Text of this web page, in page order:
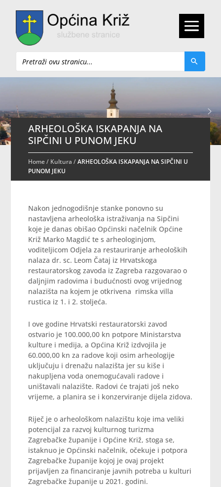
Pretraži
ARHEOLOŠKA ISKAPANJA NA
SIPČINI U PUNOM JEKU
Home/ Kultura /ARHEOLOŠKA ISKAPANJA NA SIPČINI U
PUNOM JEKU
Nakon jednogodišnje stanke ponovno su
nastavljena arheološka istraživanja na Sipčini
koje je danas obišao Općinski načelnik Općine
Križ Marko Magdić te s arheologinjom,
voditeljicom Odjela za restauriranje arheoloških
nalaza dr. sc. Leom Čataj iz Hrvatskoga
restauratorskog zavoda iz Zagreba razgovarao o
daljnjim radovima i budućnosti ovog vrijednog
nalazišta na kojem je otkrivena rimska villa
rustica iz 1. i 2. stoljeća.
I ove godine Hrvatski restauratorski zavod
ostvario je 100.000,00 kn potpore Ministarstva
kulture i medija, a Općina Križ izdvojila je
60.000,00 kn za radove koji osim arheologije
uključuju i drenažu nalazišta jer su kiše i
nakupljena voda onemogućavali radove i
uništavali nalazište. Radovi će trajati još neko
vrijeme, a planira se i konzerviranje dijela zidova.
Riječ je o arheološkom nalazištu koje ima veliki
potencijal za razvoj kulturnog turizma
Zagrebačke županije i Općine Križ, stoga se,
istaknuo je Općinski načelnik, očekuje i potpora
Zagrebačke županije kojoj je ovaj projekt
prijavljen za financiranje javnih potreba u kulturi
Zagrebačke županije u 2021. godini.